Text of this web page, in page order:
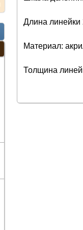
Длина линейки
Материал:
Толщина